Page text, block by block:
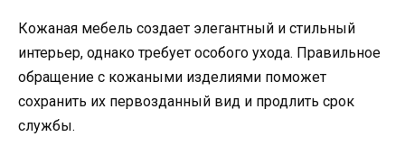
Кожаная мебель создает элегантный и стильный
интерьер, однако требует особого ухода. Правильное
обращение с кожаными изделиями поможет
сохранить их первозданный вид и продлить срок
службы.